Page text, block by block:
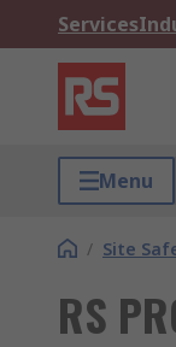
Services
Menu
/ Site
RS